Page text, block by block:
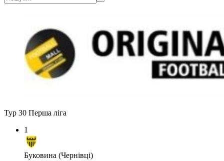
Тур 30 Перша ліга
1
Буковина (Чернівці)